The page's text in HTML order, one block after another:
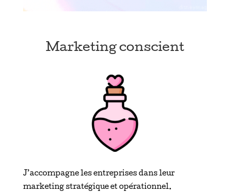
Marketing conscient
J’accompagne les entreprises dans leur
marketing stratégique et opérationnel.